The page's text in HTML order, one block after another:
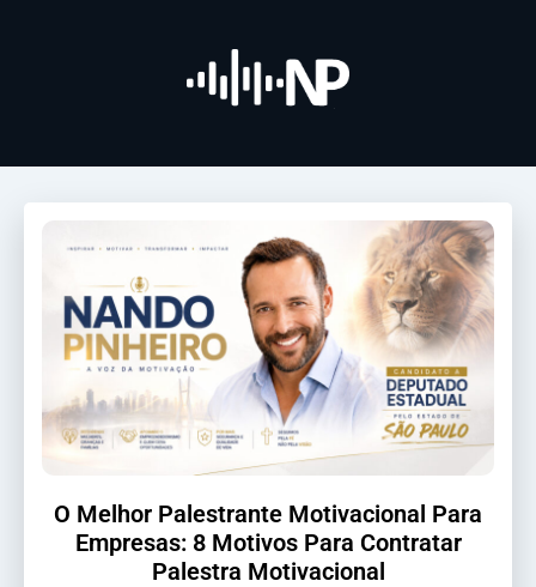
O Melhor Palestrante Motivacional Para
Empresas: 8 Motivos Para Contratar
Palestra Motivacional